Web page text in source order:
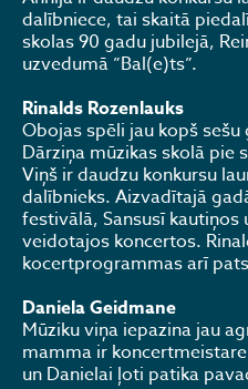
dalībniece, tai skaitā
skolas 90 gadu jubilejā,
uzvedumā ”Bal(e)ts”.
Rinalds Rozenlauks
Obojas spēli jau kopš
Dārziņa mūzikas skolā pie
Viņš ir daudzu konkursu
dalībnieks. Aizvadītajā
festivālā, Sansusī
veidotajos koncertos.
kocertprogrammas arī
Daniela Geidmane
Mūziku viņa iepazina jau
mamma ir
un Danielai ļoti patika